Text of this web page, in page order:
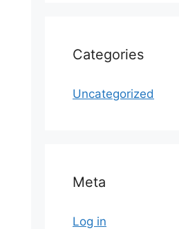
Categories
Uncategorized
Meta
Log in